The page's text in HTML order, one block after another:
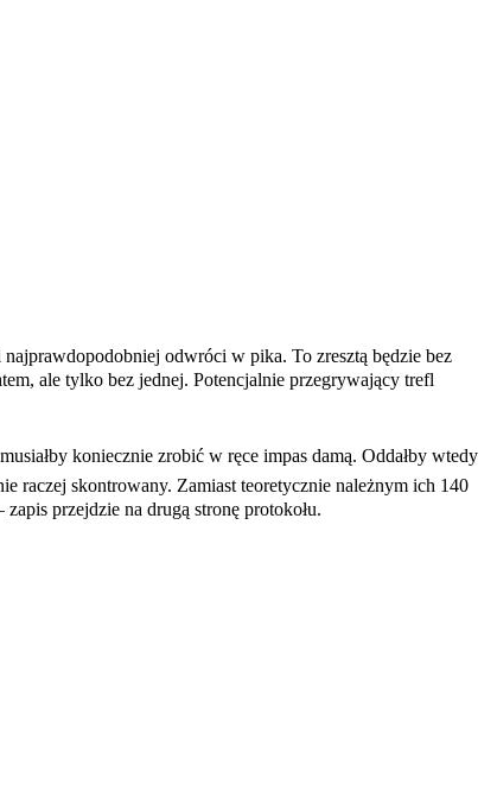
najprawdopodobniej odwróci w pika. To zresztą będzie bez
ale tylko bez jednej. Potencjalnie przegrywający trefl
koniecznie zrobić w ręce impas damą. Oddałby wtedy
raczej skontrowany. Zamiast teoretycznie należnym ich 140
przejdzie na drugą stronę protokołu.